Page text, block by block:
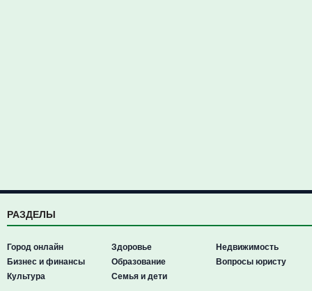
РАЗДЕЛЫ
Город онлайн
Бизнес и финансы
Культура
Здоровье
Образование
Семья и дети
Недвижимость
Вопросы юристу